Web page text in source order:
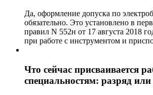
Да, оформление допуска по
обязательно. Это установлено в
правил N 552н от 17 августа 2018
при работе с инструментом и
Что сейчас присваивается
специальностям: разряд или